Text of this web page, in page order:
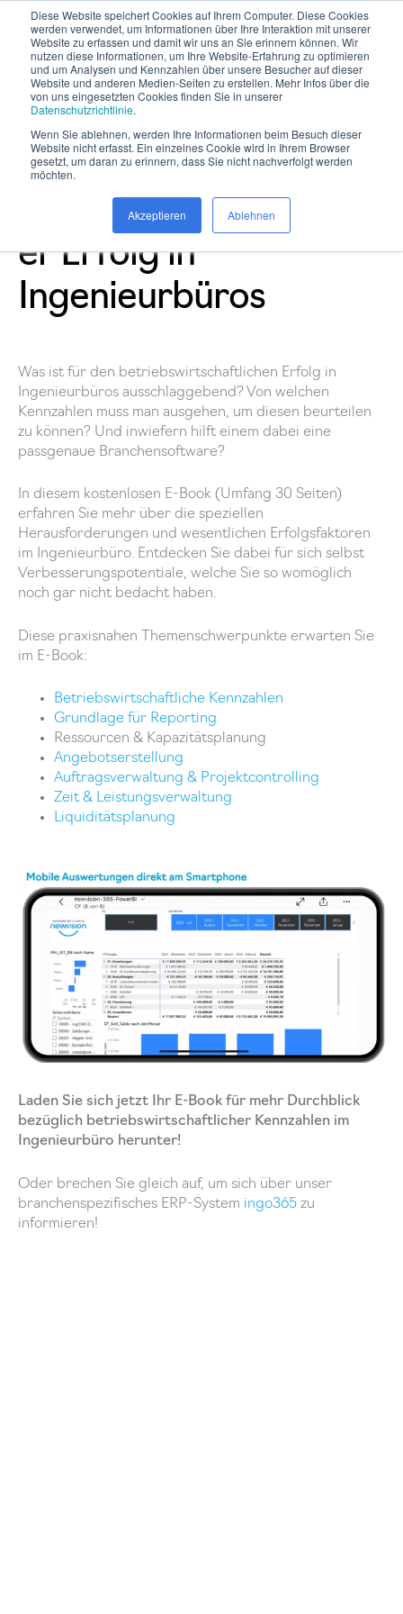
Diese Website speichert Cookies auf Ihrem Computer. Diese Cookies
werden verwendet, um Informationen über Ihre Interaktion mit unserer
Website zu erfassen und damit wir uns an Sie erinnern können. Wir
nutzen diese Informationen, um Ihre Website-Erfahrung zu optimieren
und um Analysen und Kennzahlen über unsere Besucher auf dieser
Website und anderen Medien-Seiten zu erstellen. Mehr Infos über die
von uns eingesetzten Cookies finden Sie in unserer
Datenschutzrichtlinie.
Wenn Sie ablehnen, werden Ihre Informationen beim Besuch dieser
Website nicht erfasst. Ein einzelnes Cookie wird in Ihrem Browser
gesetzt, um daran zu erinnern, dass Sie nicht nachverfolgt werden
möchten.
Akzeptieren Ablehnen
Gratis E-Book:
Betriebswirtschaftlich
er Erfolg in
Ingenieurbüros
Was ist für den betriebswirtschaftlichen Erfolg in
Ingenieurbüros ausschlaggebend? Von welchen
Kennzahlen muss man ausgehen, um diesen beurteilen
zu können? Und inwiefern hilft einem dabei eine
passgenaue Branchensoftware?
In diesem kostenlosen E-Book (Umfang 30 Seiten)
erfahren Sie mehr über die speziellen
Herausforderungen und wesentlichen Erfolgsfaktoren
im Ingenieurbüro. Entdecken Sie dabei für sich selbst
Verbesserungspotentiale, welche Sie so womöglich
noch gar nicht bedacht haben.
Diese praxisnahen Themenschwerpunkte erwarten Sie
im E-Book:
Betriebswirtschaftliche Kennzahlen
Grundlage für Reporting
Ressourcen & Kapazitätsplanung
Angebotserstellung
Auftragsverwaltung & Projektcontrolling
Zeit & Leistungsverwaltung
Liquiditätsplanung
Laden Sie sich jetzt Ihr E-Book für mehr Durchblick
bezüglich betriebswirtschaftlicher Kennzahlen im
Ingenieurbüro herunter!
Oder brechen Sie gleich auf, um sich über unser
branchenspezifisches ERP-System ingo365 zu
informieren!